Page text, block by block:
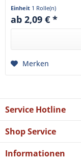
Einheit 1 Rolle(n)
ab 2,09 € *
Merken
Service Hotline
Shop Service
Informationen